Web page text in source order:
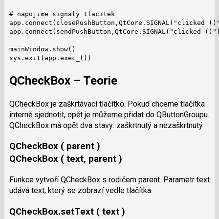
# napojime signaly tlacitek
app.connect(closePushButton,QtCore.SIGNAL("clicked
app.connect(sendPushButton,QtCore.SIGNAL("clicked
mainWindow.show()
sys.exit(app.exec_())
QCheckBox – Teorie
QCheckBox je zaškrtávací tlačítko. Pokud chceme tlačítka
interně sjednotit, opět je můžeme přidat do QButtonGroupu.
QCheckBox má opět dva stavy: zaškrtnutý a nezaškrtnutý.
QCheckBox ( parent )
QCheckBox ( text, parent )
Funkce vytvoří QCheckBox s rodičem parent. Parametr text
udává text, který se zobrazí vedle tlačítka.
QCheckBox.setText ( text )